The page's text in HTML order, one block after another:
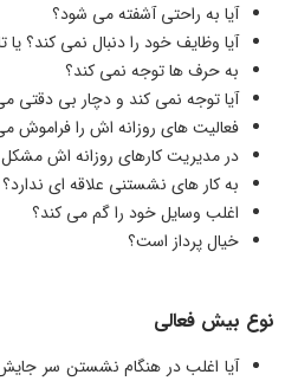
آیا به راحتی آشفته می شود؟
آیا وظایف خود را دنبال نمی کند؟
به حرف ها توجه نمی کند؟
آیا توجه نمی کند و دچار بی دقتی
فعالیت های روزانه اش را فراموش
در مدیریت کارهای روزانه اش مشکل
به کار های نشستنی علاقه ای ندارد؟
اغلب وسایل خود را گم می کند؟
خیال پرداز است؟
نوع بیش فعالی
آیا اغلب در هنگام نشستن سر